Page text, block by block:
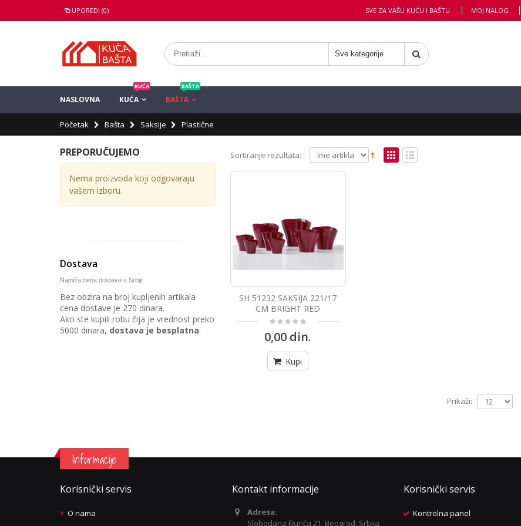
UPOREDI (0) MOJ NALOG
SVE ZA VAŠU KUĆU I BAŠTU
NASLOVNA KUĆA
KUĆA
BAŠTA
BAŠTA
Početak Bašta Saksije Plastične
Sortiranje rezultata: :
SH 51232 SAKSIJA 221/17
CM BRIGHT RED
0,00 din.
Kupi
Prikaži:
PREPORUČUJEMO
Nema proizvoda koji odgovaraju
vašem izboru.
Dostava
Najniža cena dostave u Srbiji.
Bez obzira na broj kupljenih artikala
cena dostave je 270 dinara.
Ako ste kupili robu čija je vrednost preko
5000 dinara, dostava je besplatna.
Informacije
Korisnički servis
O nama
Kontakt informacije
Adresa:
Slobodana Đurića 21, Beograd, Srbija
Korisnički servis
Kontrolna panel